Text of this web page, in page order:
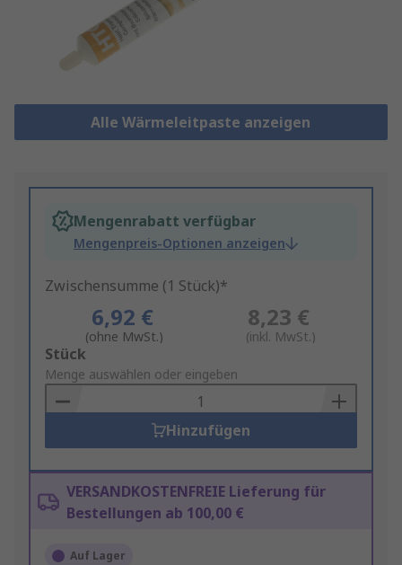
Alle Wärmeleitpaste anzeigen
Mengenrabatt verfügbar
Mengenpreis-Optionen anzeigen
Zwischensumme (1 Stück)*
6,92 €
(ohne MwSt.)
8,23 €
(inkl. MwSt.)
Add
to
Basket
Stück
Menge auswählen oder eingeben
Hinzufügen
VERSANDKOSTENFREIE Lieferung für
Bestellungen ab 100,00 €
Auf Lager